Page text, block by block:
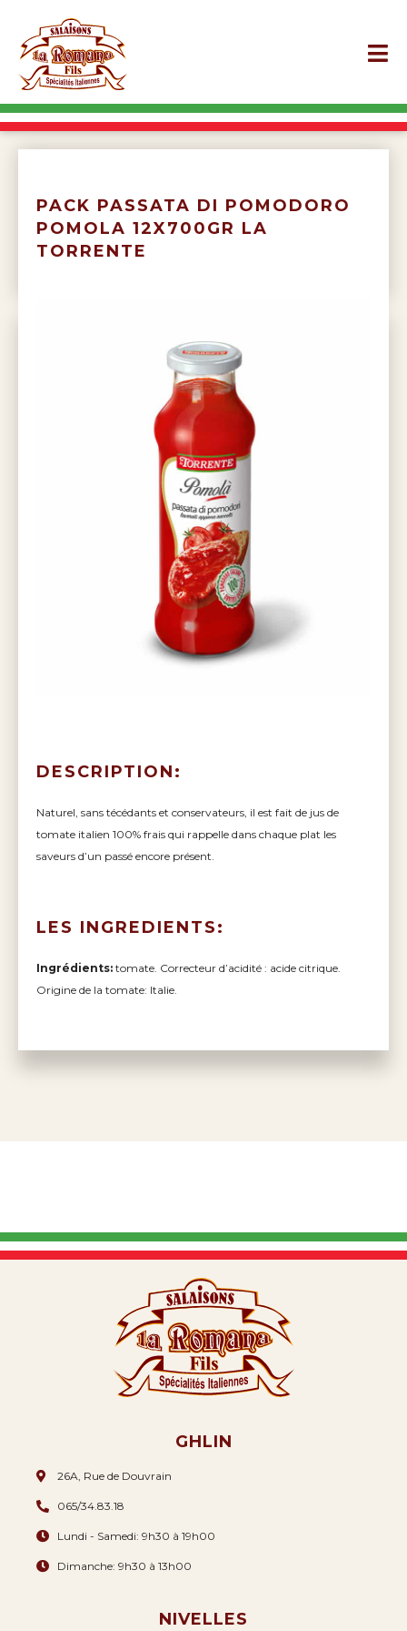
PACK PASSATA DI POMODORO
POMOLA 12X700GR LA
TORRENTE
DESCRIPTION:
Naturel, sans técédants et conservateurs, il est fait de jus de
tomate italien 100% frais qui rappelle dans chaque plat les
saveurs d’un passé encore présent.
LES INGREDIENTS:
Ingrédients: tomate. Correcteur d’acidité : acide citrique.
Origine de la tomate: Italie.
GHLIN
26A, Rue de Douvrain
065/34.83.18
Lundi - Samedi: 9h30 à 19h00
Dimanche: 9h30 à 13h00
NIVELLES